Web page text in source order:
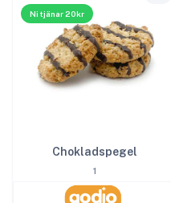
Ni tjänar 20kr
Chokladspegel
1